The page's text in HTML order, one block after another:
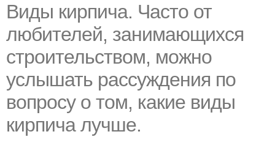
Виды кирпича. Часто от
любителей, занимающихся
строительством, можно
услышать рассуждения по
вопросу о том, какие виды
кирпича лучше.